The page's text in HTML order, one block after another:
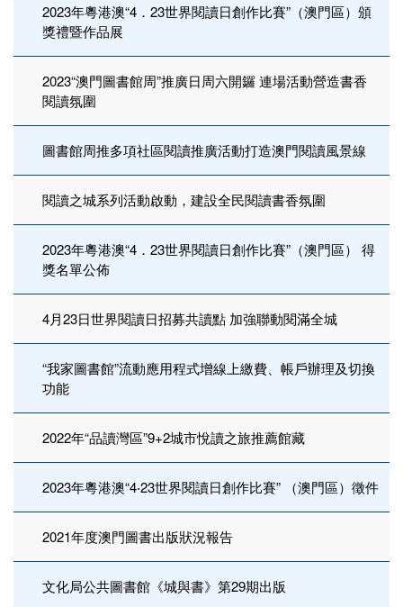
2023年粵港澳“4．23世界閱讀日創作比賽”（澳門區）頒
獎禮暨作品展
2023“澳門圖書館周”推廣日周六開鑼 連場活動營造書香
閱讀氛圍
圖書館周推多項社區閱讀推廣活動打造澳門閱讀風景線
閱讀之城系列活動啟動，建設全民閱讀書香氛圍
2023年粵港澳“4．23世界閱讀日創作比賽”（澳門區） 得
獎名單公佈
4月23日世界閱讀日招募共讀點 加強聯動閱滿全城
“我家圖書館”流動應用程式增線上繳費、帳戶辦理及切換
功能
2022年“品讀灣區”9+2城市悅讀之旅推薦館藏
2023年粵港澳“4‧23世界閱讀日創作比賽” （澳門區）徵件
2021年度澳門圖書出版狀況報告
文化局公共圖書館《城與書》第29期出版